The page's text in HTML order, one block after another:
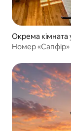
Окрема кімната
Номер «Сапфір»